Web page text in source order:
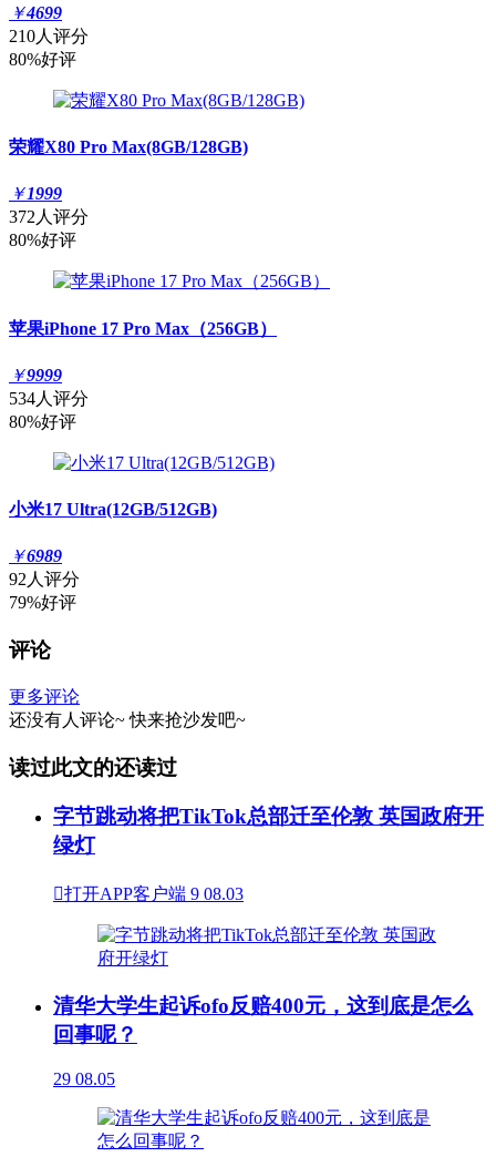
￥4699
210人评分
80%好评
荣耀X80 Pro Max(8GB/128GB)
￥1999
372人评分
80%好评
苹果iPhone 17 Pro Max（256GB）
￥9999
534人评分
80%好评
小米17 Ultra(12GB/512GB)
￥6989
92人评分
79%好评
评论
更多评论
还没有人评论~ 快来抢沙发吧~
读过此文的还读过
字节跳动将把TikTok总部迁至伦敦 英国政府开
绿灯
打开APP客户端 9 08.03
清华大学生起诉ofo反赔400元，这到底是怎么
回事呢？
29 08.05